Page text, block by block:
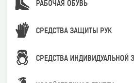
РАБОЧАЯ ОБУВЬ
СРЕДСТВА ЗАЩИТЫ РУК
СРЕДСТВА ИНДИВИДУАЛЬНОЙ